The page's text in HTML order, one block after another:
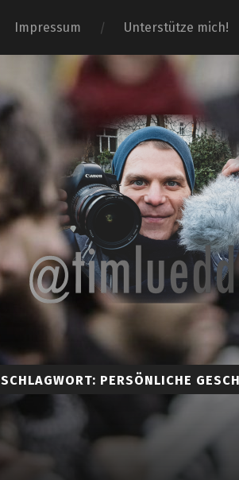
Impressum Unterstütze mich!
SCHLAGWORT: PERSÖNLICHE